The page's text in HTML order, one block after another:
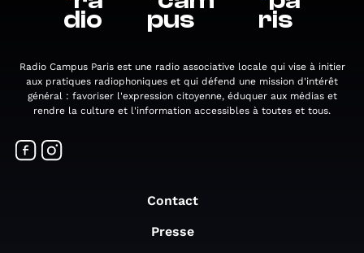
dio pus ris
Radio Campus Paris est une radio associative locale qui vise à initier
aux pratiques radiophoniques et qui défend une mission d'intérêt
général : favoriser l'expression citoyenne, éduquer aux médias et
rendre la culture et l'information accessibles à toutes et tous.
Contact
Presse